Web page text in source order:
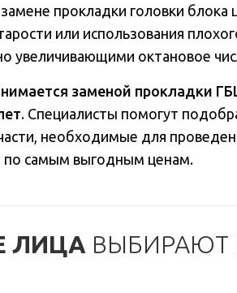
прокладки головки
или использования
увеличивающими октановое
заменой прокладки
. Специалисты помогут
необходимые для
по самым выгодным ценам.
ЛИЦА ВЫБИРАЮТ